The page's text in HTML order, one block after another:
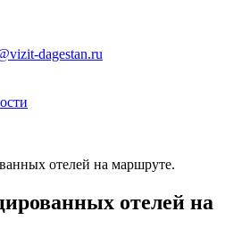
dagestan.ru
отелей на маршруте.
отелей на